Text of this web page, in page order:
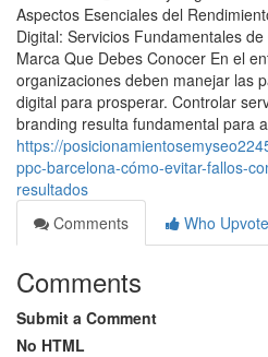
Aspectos Esenciales del
Digital: Servicios Fundamentales
Marca Que Debes Conocer En el
organizaciones deben manejar las
digital para prosperar. Controlar
branding resulta fundamental para
https://
ppc-barcelona-cómo-evitar-fallos-
resultados
Comments
Who
Comments
Submit a Comment
No HTML